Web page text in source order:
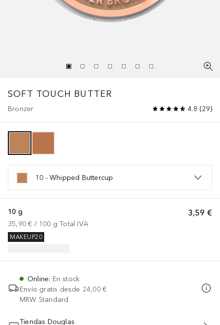
SOFT TOUCH BUTTER
Bronzer 4.8 (29)
10 - Whipped Buttercup
3,59 €
10 g
35,90 € / 100 g Total IVA
MAKEUP20
Online: En stock
Envío gratis desde 24,00 €
MRW Standard
Tiendas Douglas